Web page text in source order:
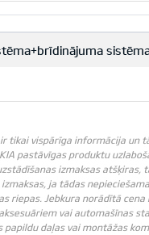
tikai vispārīga informācija un
pastāvīgas produktu
izmaksas
ja tādas
riepas. Jebkura norādītā
vai automašīnas
papildu daļas vai montāžas